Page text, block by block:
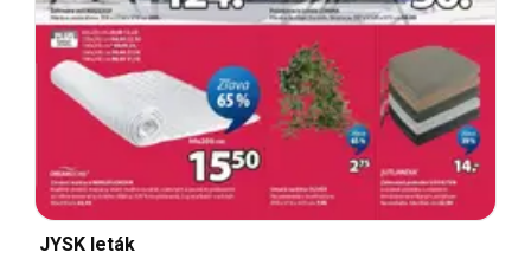
JYSK leták